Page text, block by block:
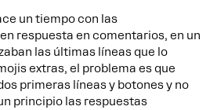
un tiempo con las
respuesta en comentarios, en un
las últimas líneas que lo
extras, el problema es que
primeras líneas y botones y no
principio las respuestas